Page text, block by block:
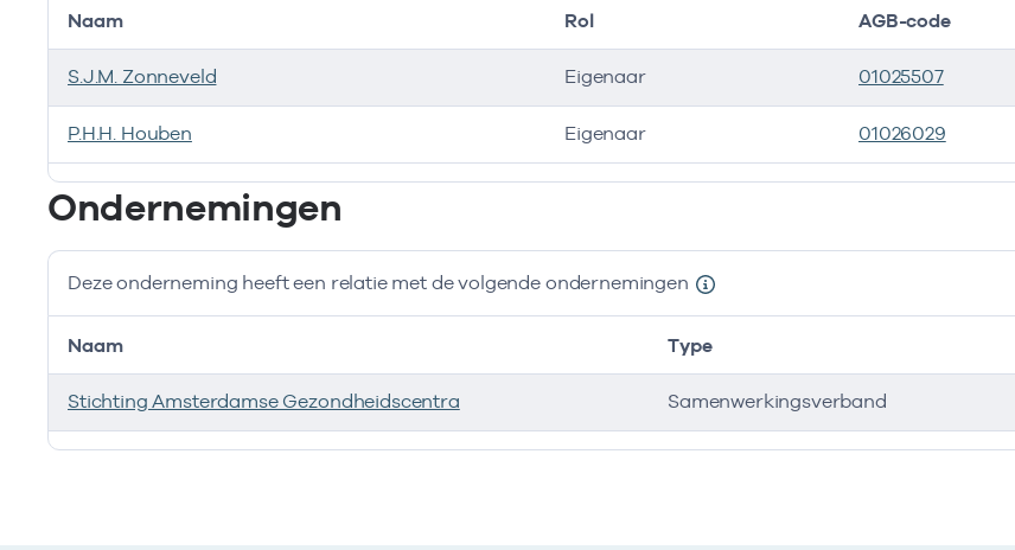
Bij deze onderneming werken de volgende zorgverleners
Naam Rol AGB-code
S.J.M. Zonneveld Eigenaar 01025507
P.H.H. Houben Eigenaar 01026029
Ondernemingen
Deze onderneming heeft een relatie met de volgende ondernemingen
Deze onderneming heeft een relatie met de volgende ondernemingen
Naam Type
Stichting Amsterdamse Gezondheidscentra Samenwerkingsverband